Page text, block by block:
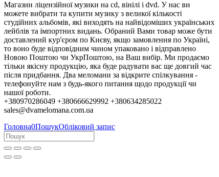
Магазин ліцензійної музики на cd, вінілі і dvd. У нас ви
можете вибрати та купити музику з великої кількості
студійних альбомів, які виходять на найвідоміших українських
лейблів та імпортних видань. Обраний Вами товар може бути
доставлений кур'єром по Києву, якщо замовлення по Україні,
то воно буде відповідним чином упаковано і відправлено
Новою Поштою чи УкрПоштою, на Ваш вибір. Ми продаємо
тільки якісну продукцію, яка буде радувати вас ще довгий час
після придбання. Два меломани за відкрите спілкування -
телефонуйте нам з будь-якого питання щодо продукції чи
нашої роботи.
+380970286049 +380666629992 +380634285022
sales@dvamelomana.com.ua
Головна0ПошукОбліковий запис
Колеги, партнери та клієнти!